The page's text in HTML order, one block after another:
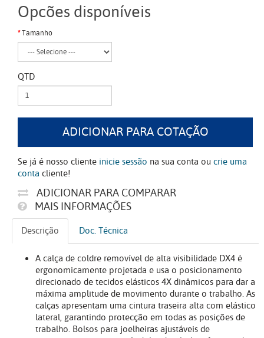
Opcões disponíveis
Tamanho
QTD
ADICIONAR PARA COTAÇÃO
Se já é nosso cliente inicie sessão na sua conta oucrie uma
conta cliente!
ADICIONAR PARA COMPARAR
MAIS INFORMAÇÕES
Descrição Doc. Técnica
A calça de coldre removível de alta visibilidade DX4 é
ergonomicamente projetada e usa o posicionamento
direcionado de tecidos elásticos 4X dinâmicos para dar a
máxima amplitude de movimento durante o trabalho. As
calças apresentam uma cintura traseira alta com elástico
lateral, garantindo protecção em todas as posições de
trabalho. Bolsos para joelheiras ajustáveis de